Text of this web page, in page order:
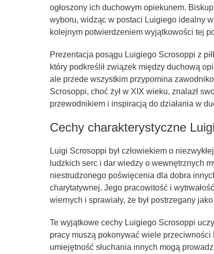
ogłoszony ich duchowym opiekunem.
wyboru, widząc w postaci Luigiego idealny
kolejnym potwierdzeniem wyjątkowości tej
Prezentacja posągu Luigiego Scrosoppi z
który podkreślił związek między duchową
ale przede wszystkim przypomina
Scrosoppi, choć żył w XIX wieku, znalazł
przewodnikiem i inspiracją do działania w
Cechy charakterystyczne
Luigi Scrosoppi był człowiekiem o
ludzkich serc i dar wiedzy o wewnętrznych
niestrudzonego poświęcenia dla dobra
charytatywnej. Jego pracowitość i
wiernych i sprawiały, że był postrzegany
Te wyjątkowe cechy Luigiego Scrosoppi
pracy muszą pokonywać wiele
umiejętność słuchania innych mogą